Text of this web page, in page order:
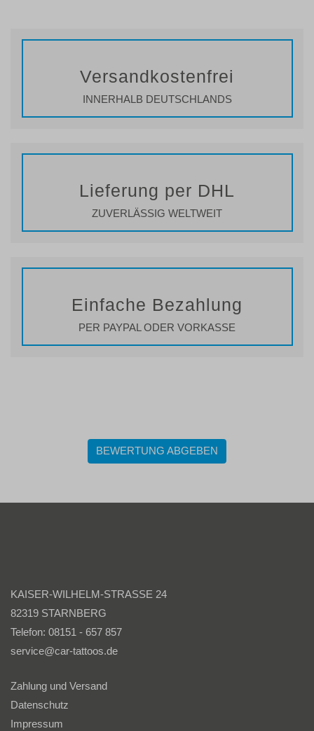
Versandkostenfrei
INNERHALB DEUTSCHLANDS
Lieferung per DHL
ZUVERLÄSSIG WELTWEIT
Einfache Bezahlung
PER PAYPAL ODER VORKASSE
BEWERTUNG ABGEBEN
KAISER-WILHELM-STRASSE 24
82319 STARNBERG
Telefon: 08151 - 657 857
service@car-tattoos.de
Zahlung und Versand
Datenschutz
Impressum